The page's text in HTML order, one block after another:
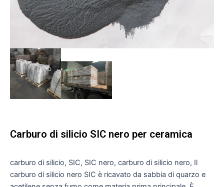
Carburo di silicio SIC nero per ceramica
carburo di silicio, SIC, SIC nero, carburo di silicio nero, Il
carburo di silicio nero SIC è ricavato da sabbia di quarzo e